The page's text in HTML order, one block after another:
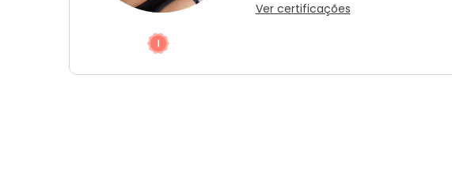
Ver certificações